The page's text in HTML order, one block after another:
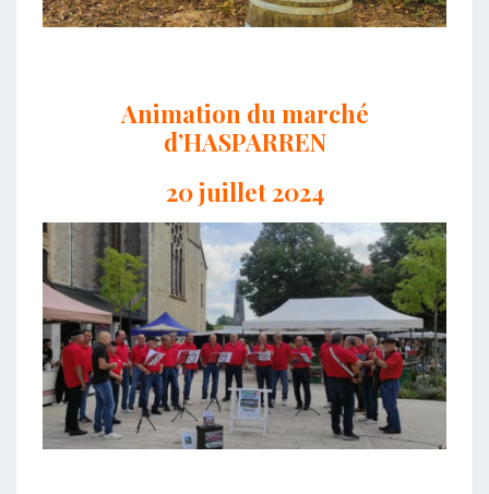
Animation du marché
d’HASPARREN
20 juillet 2024